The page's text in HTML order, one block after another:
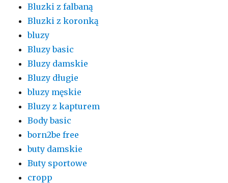
Bluzki z falbaną
Bluzki z koronką
bluzy
Bluzy basic
Bluzy damskie
Bluzy długie
bluzy męskie
Bluzy z kapturem
Body basic
born2be free
buty damskie
Buty sportowe
cropp